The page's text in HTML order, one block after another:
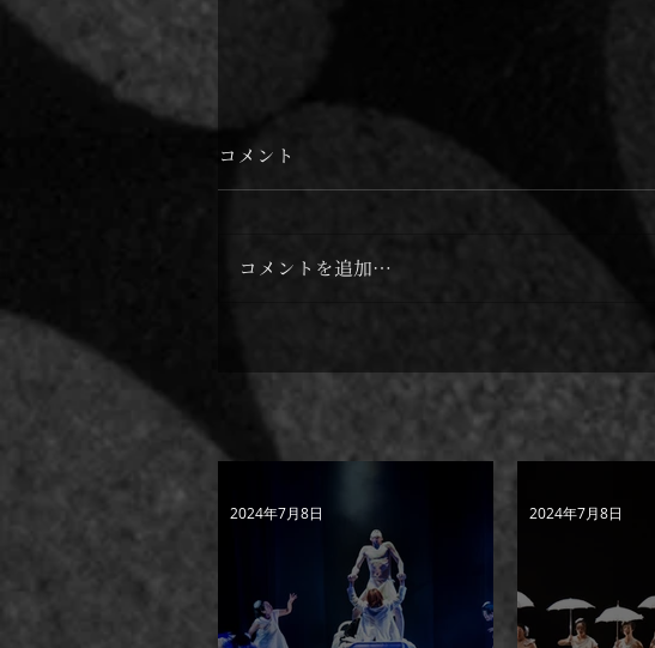
コメント
コメントを追加…
2024年7月8日 2024年7月8日